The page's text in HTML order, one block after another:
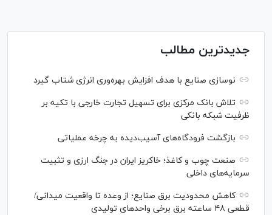
جدیدترین مطالب
نوسازی صنایع با هدف افزایش بهره‌وری انرژی شتاب گیرد
تلاش بانک مرکزی برای تسهیل تجارت خارجی با تکیه بر
ظرفیت شبکه بانکی
بازگشت فرودگاه‌های آسیب‌دیده به چرخه عملیاتی
صنعت چوب و کاغذ؛ خاکریز ایران در جنگ ارزی و تثبیت
سرمایه‌های داخلی
کاهش محدودیت برق صنایع؛ از وعده تا واقعیت میدانی/
قطعی ۴۸ ساعته برق برخی واحد‌های تولیدی